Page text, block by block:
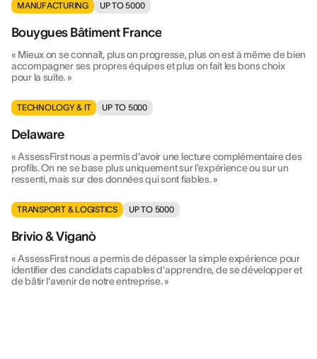
MANUFACTURING UP TO 5000
Bouygues Bâtiment France
« Mieux on se connaît, plus on progresse, plus on est à même de bien
accompagner ses propres équipes et plus on fait les bons choix
pour la suite. »
TECHNOLOGY & IT UP TO 5000
Delaware
« AssessFirst nous a permis d'avoir une lecture complémentaire des
profils. On ne se base plus uniquement sur l'expérience ou sur un
ressenti, mais sur des données qui sont fiables. »
TRANSPORT & LOGISTICS UP TO 5000
Brivio & Viganò
« AssessFirst nous a permis de dépasser la simple expérience pour
identifier des candidats capables d'apprendre, de se développer et
de bâtir l'avenir de notre entreprise. »